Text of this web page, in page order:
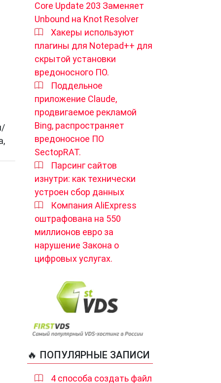
Core Update 203 Заменяет
Unbound на Knot Resolver
Хакеры используют
плагины для Notepad++ для
скрытой установки
вредоносного ПО.
Поддельное
приложение Claude,
продвигаемое рекламой
Bing, распространяет
вредоносное ПО
SectopRAT.
Парсинг сайтов
изнутри: как технически
устроен сбор данных
Компания AliExpress
оштрафована на 550
миллионов евро за
нарушение Закона о
цифровых услугах.
🔥 ПОПУЛЯРНЫЕ ЗАПИСИ
4 способа создать файл